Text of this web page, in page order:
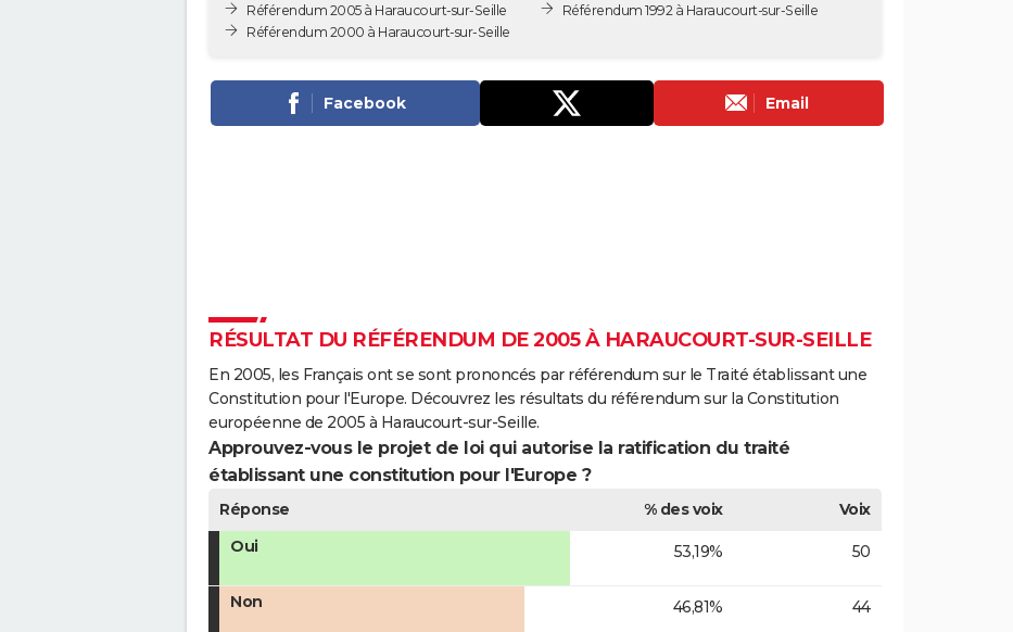
Référendum 2005 à Haraucourt-sur-Seille
Référendum 2000 à Haraucourt-sur-Seille
Référendum 1992 à Haraucourt-sur-Seille
Facebook Email
RÉSULTAT DU RÉFÉRENDUM DE 2005 À HARAUCOURT-SUR-SEILLE
En 2005, les Français ont se sont prononcés par référendum sur le Traité établissant une
Constitution pour l'Europe. Découvrez les résultats du référendum sur la Constitution
européenne de 2005 à Haraucourt-sur-Seille.
Approuvez-vous le projet de loi qui autorise la ratification du traité
établissant une constitution pour l'Europe ?
Réponse % des voix
Voix
Oui
53,19% 50
Non 46,81% 44